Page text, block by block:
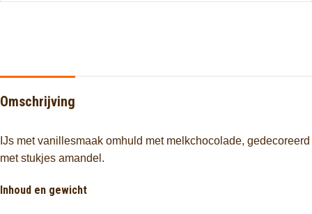
Omschrijving
IJs met vanillesmaak omhuld met melkchocolade, gedecoreerd
met stukjes amandel.
Inhoud en gewicht